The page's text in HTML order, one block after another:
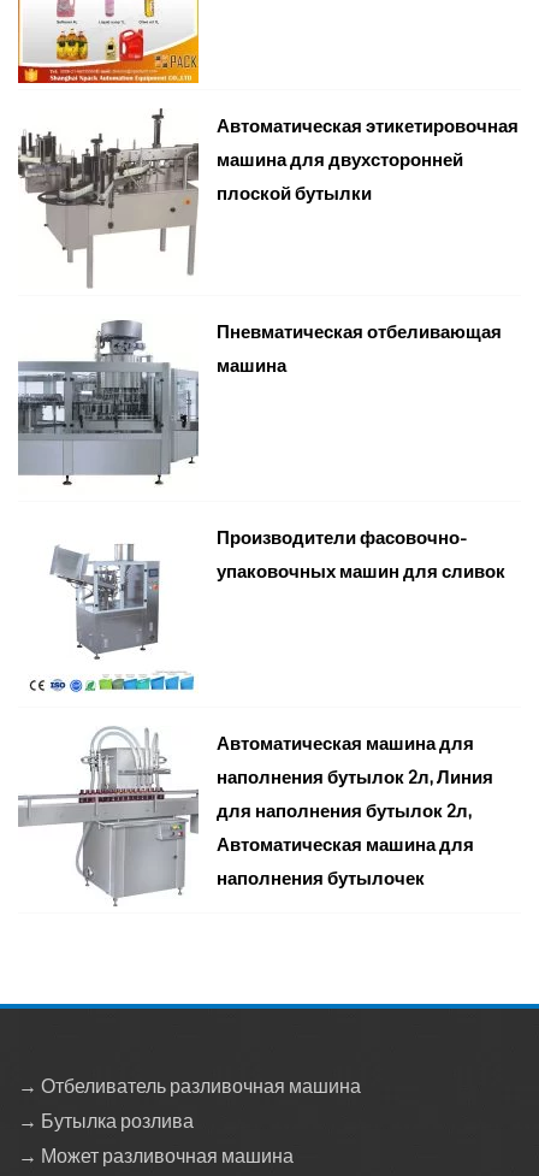
Автоматическая этикетировочная
машина для двухсторонней
плоской бутылки
Пневматическая отбеливающая
машина
Производители фасовочно-
упаковочных машин для сливок
Автоматическая машина для
наполнения бутылок 2л, Линия
для наполнения бутылок 2л,
Автоматическая машина для
наполнения бутылочек
→ Отбеливатель разливочная машина
→ Бутылка розлива
→ Может разливочная машина